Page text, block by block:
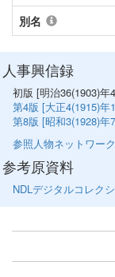
別名
人事興信録
初版 [明治36(1903)年
第4版 [大正4(1915)年
第8版 [昭和3(1928)年
参照人物ネットワー
参考原資料
NDLデジタルコレク